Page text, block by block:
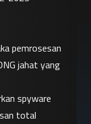
pemrosesan
jahat yang
total